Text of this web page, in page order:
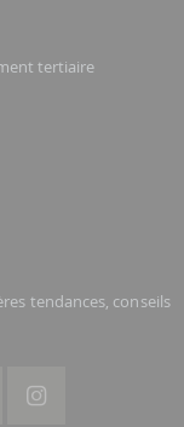
tertiaire
tendances, conseils